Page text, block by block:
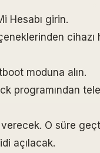
Hesabı girin.
cihazı
moduna alın.
programından
O süre
açılacak.